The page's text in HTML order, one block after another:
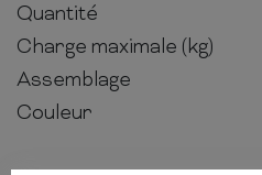
Quantité
Charge maximale (kg)
Assemblage
Couleur